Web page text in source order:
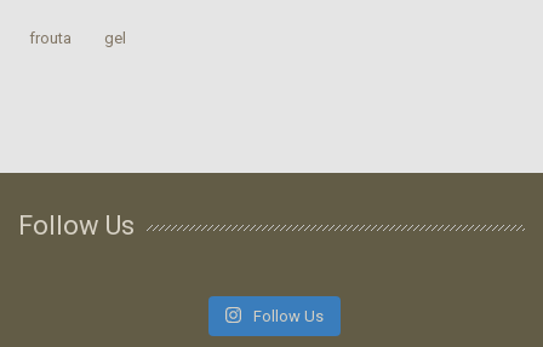
‎frouta gel
Follow Us
Follow Us